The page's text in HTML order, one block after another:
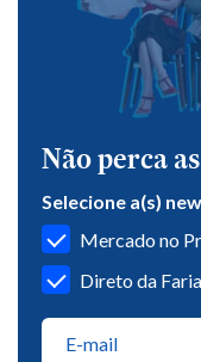
Não perca
Selecione a(s)
Mercado no
Direto da